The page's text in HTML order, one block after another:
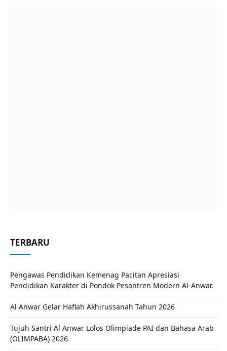
TERBARU
Pengawas Pendidikan Kemenag Pacitan Apresiasi
Pendidikan Karakter di Pondok Pesantren Modern Al-Anwar.
Al Anwar Gelar Haflah Akhirussanah Tahun 2026
Tujuh Santri Al Anwar Lolos Olimpiade PAI dan Bahasa Arab
(OLIMPABA) 2026